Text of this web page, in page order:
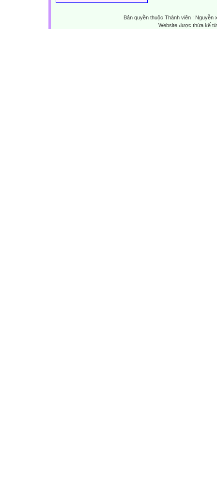
Bản quyền thuộc Thành viên :
Website được thừa kế